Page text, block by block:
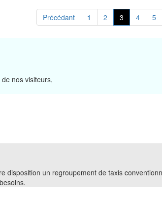
Précédant 1 2 3 4 5
nos visiteurs,
disposition un regroupement de taxis